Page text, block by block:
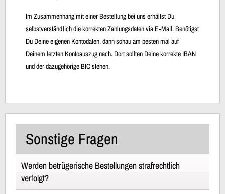
Im Zusammenhang mit einer Bestellung bei uns erhältst Du
selbstverständlich die korrekten Zahlungsdaten via E‐Mail. Benötigst
Du Deine eigenen Kontodaten, dann schau am besten mal auf
Deinem letzten Kontoauszug nach. Dort sollten Deine korrekte IBAN
und der dazugehörige BIC stehen.
Sonstige Fragen
Werden betrügerische Bestellungen strafrechtlich
verfolgt?